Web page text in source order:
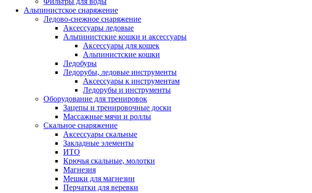
Альпинистское снаряжение
Ледово-снежное снаряжение
Аксессуары ледовые
Альпинистские кошки и аксессуары
Аксессуары для кошек
Альпинистские кошки
Ледобуры
Ледорубы, ледовые инструменты
Аксессуары к инструментам
Ледорубы и инструменты
Оборудование для тренировок
Зацепы и тренировочные доски
Массажные мячи и роллы
Скальное снаряжение
Аксессуары скальные
Закладные элементы
ИТО
Крючья скальные, молотки
Магнезия
Мешки для магнезии
Перчатки для веревки